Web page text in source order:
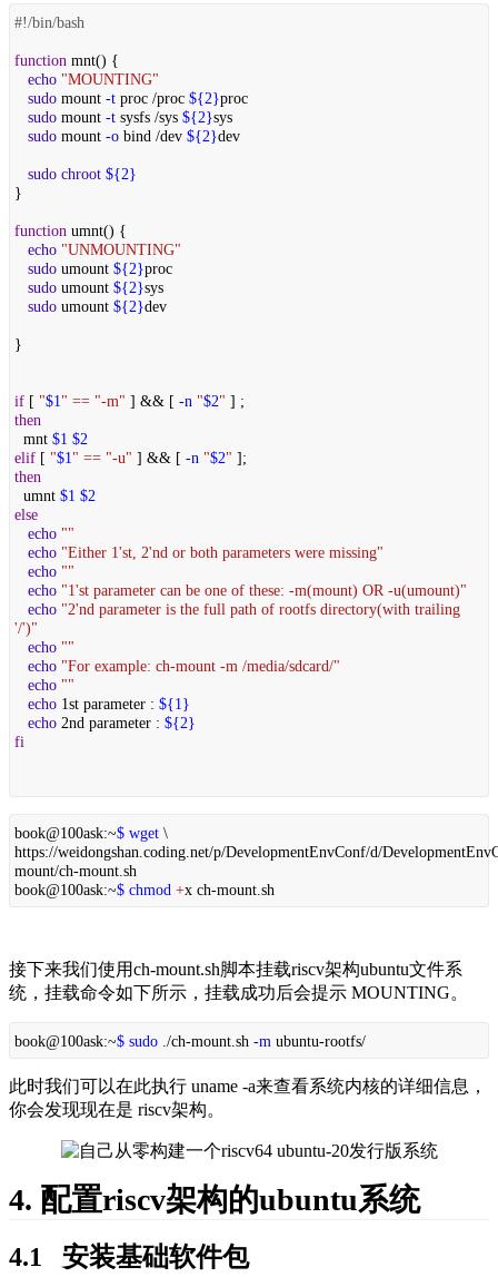
#!/bin/bash
function mnt() {
echo "MOUNTING"
sudo mount -t proc /proc ${2}proc
sudo mount -t sysfs /sys ${2}sys
sudo mount -o bind /dev ${2}dev
sudo chroot ${2}
}
function umnt() {
echo "UNMOUNTING"
sudo umount ${2}proc
sudo umount ${2}sys
sudo umount ${2}dev
}
if [ "$1" == "-m" ] && [ -n "$2" ] ;
then
mnt $1 $2
elif [ "$1" == "-u" ] && [ -n "$2" ];
then
umnt $1 $2
else
echo ""
echo "Either 1'st, 2'nd or both parameters were missing"
echo ""
echo "1'st parameter can be one of these: -m(mount) OR -u(umount)"
echo "2'nd parameter is the full path of rootfs directory(with trailing
'/')"
echo ""
echo "For example: ch-mount -m /media/sdcard/"
echo ""
echo 1st parameter : ${1}
echo 2nd parameter : ${2}
fi
book@100ask:~$ wget \
https://weidongshan.coding.net/p/DevelopmentEnvConf/d/
mount/ch-mount.sh
book@100ask:~$ chmod +x ch-mount.sh
接下来我们使用ch-mount.sh脚本挂载riscv架构ubuntu文件系
统，挂载命令如下所示，挂载成功后会提示 MOUNTING。
book@100ask:~$ sudo ./ch-mount.sh -m ubuntu-rootfs/
此时我们可以在此执行 uname -a来查看系统内核的详细信息，
你会发现现在是 riscv架构。
4. 配置riscv架构的ubuntu系统
4.1   安装基础软件包